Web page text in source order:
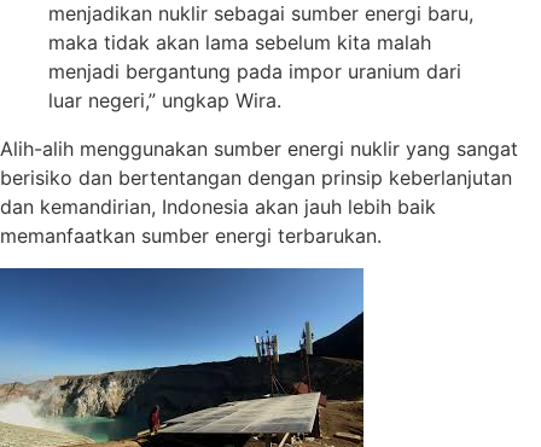
menjadikan nuklir sebagai sumber energi baru,
maka tidak akan lama sebelum kita malah
menjadi bergantung pada impor uranium dari
luar negeri,” ungkap Wira.
Alih-alih menggunakan sumber energi nuklir yang sangat
berisiko dan bertentangan dengan prinsip keberlanjutan
dan kemandirian, Indonesia akan jauh lebih baik
memanfaatkan sumber energi terbarukan.